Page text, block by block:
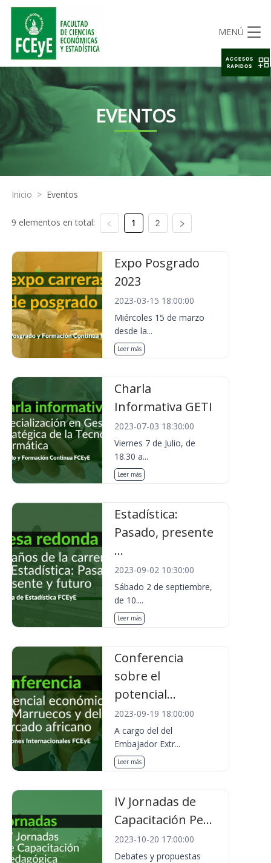
MENÚ
EVENTOS
Inicio > Eventos
9 elementos en total: 1 2
Expo Posgrado
2023
2023-03-15 18:00:00
Miércoles 15 de marzo
desde la...
Leer más
Charla
Informativa GETI
2023-07-03 18:30:00
Viernes 7 de Julio, de
18.30 a...
Leer más
Estadística:
Pasado, presente
...
2023-09-02 10:30:00
Sábado 2 de septiembre,
de 10....
Leer más
Conferencia
sobre el
potencial...
2023-09-19 18:00:00
A cargo del del
Embajador Extr...
Leer más
IV Jornadas de
Capacitación Pe...
2023-10-20 17:00:00
Debates y propuestas
ACCESOS
RAPIDOS